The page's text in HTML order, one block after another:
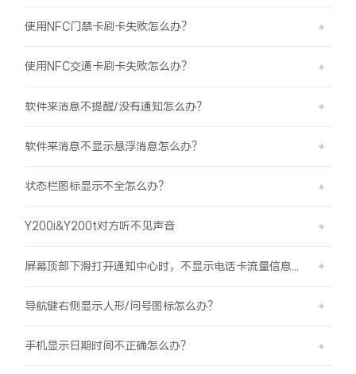
使用NFC门禁卡刷卡失败怎么办？
使用NFC交通卡刷卡失败怎么办？
软件来消息不提醒/没有通知怎么办？
软件来消息不显示悬浮消息怎么办？
状态栏图标显示不全怎么办？
Y200i&Y200t对方听不见声音
导航键右侧显示人形/问号图标怎么办？
手机显示日期时间不正确怎么办？